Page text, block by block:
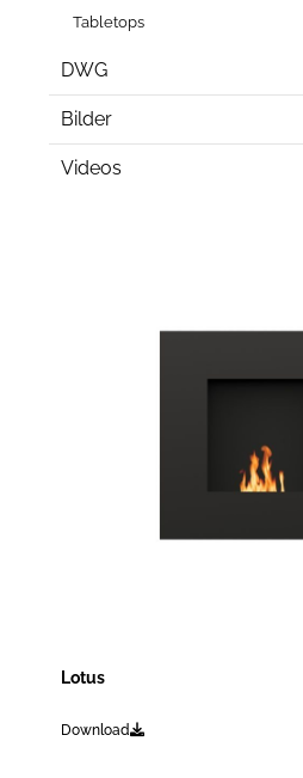
Tabletops
DWG
Bilder
Videos
Lotus
Download